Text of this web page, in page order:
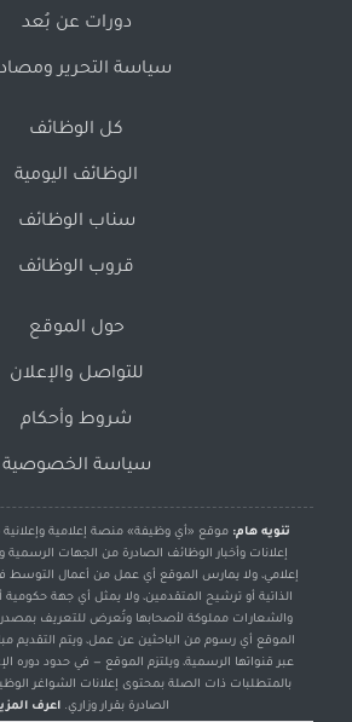
دورات عن بُعد
سياسة التحرير
كل الوظائف
الوظائف اليومية
سناب الوظائف
قروب الوظائف
حول الموقع
للتواصل والإعلان
شروط وأحكام
سياسة الخصوصية
تنويه هام: موقع «أي وظيفة» منصة إعلامية
إعلانات وأخبار الوظائف الصادرة من الجهات
إعلامي، ولا يمارس الموقع أي عمل من أعمال التوسط
الذاتية أو ترشيح المتقدمين، ولا يمثل أي جهة
والشعارات مملوكة لأصحابها وتُعرض للتعريف بمصدر
الموقع أي رسوم من الباحثين عن عمل، ويتم التقديم
عبر قنواتها الرسمية، ويلتزم الموقع — في حدود دوره
بالمتطلبات ذات الصلة بمحتوى إعلانات الشواغر
الصادرة بقرار وزاري. اعرف